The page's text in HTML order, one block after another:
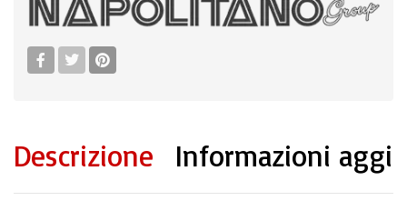
Descrizione Informazioni